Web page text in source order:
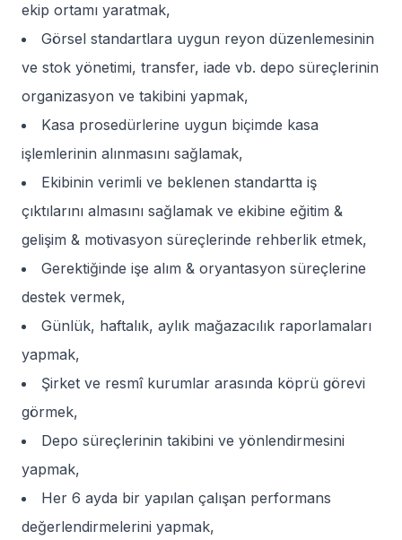
ekip ortamı yaratmak,
Görsel standartlara uygun reyon düzenlemesinin
ve stok yönetimi, transfer, iade vb. depo süreçlerinin
organizasyon ve takibini yapmak,
Kasa prosedürlerine uygun biçimde kasa
işlemlerinin alınmasını sağlamak,
Ekibinin verimli ve beklenen standartta iş
çıktılarını almasını sağlamak ve ekibine eğitim &
gelişim & motivasyon süreçlerinde rehberlik etmek,
Gerektiğinde işe alım & oryantasyon süreçlerine
destek vermek,
Günlük, haftalık, aylık mağazacılık raporlamaları
yapmak,
Şirket ve resmî kurumlar arasında köprü görevi
görmek,
Depo süreçlerinin takibini ve yönlendirmesini
yapmak,
Her 6 ayda bir yapılan çalışan performans
değerlendirmelerini yapmak,